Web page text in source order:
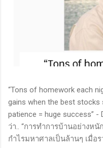
“Tons of homework each
gains when the best stocks
patience = huge success”
ว่า.. “การทำการบ้านอย่างห
กำไรมหาศาลเป็นล้านๆ เมื่อ